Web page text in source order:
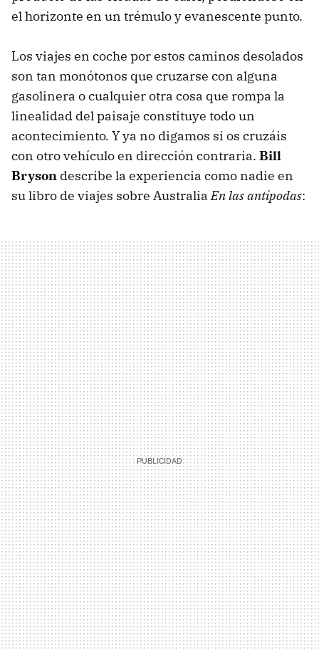
el horizonte en un trémulo y evanescente punto.
Los viajes en coche por estos caminos desolados
son tan monótonos que cruzarse con alguna
gasolinera o cualquier otra cosa que rompa la
linealidad del paisaje constituye todo un
acontecimiento. Y ya no digamos si os cruzáis
con otro vehículo en dirección contraria. Bill
Bryson describe la experiencia como nadie en
su libro de viajes sobre AustraliaEn las antípodas: